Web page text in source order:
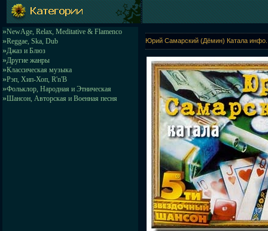
»NewAge, Relax, Meditative & Flamenco
»Reggae, Ska, Dub
»Джаз и Блюз
»Другие жанры
»Классическая музыка
»Рэп, Хип-Хоп, R'n'B
»Фольклор, Народная и Этническая
»Шансон, Авторская и Военная песня
Юрий Самарский (Дёмин) Катала инфо.